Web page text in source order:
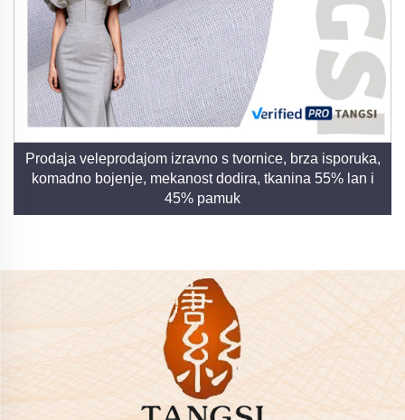
Prodaja veleprodajom izravno s tvornice, brza isporuka,
komadno bojenje, mekanost dodira, tkanina 55% lan i
45% pamuk